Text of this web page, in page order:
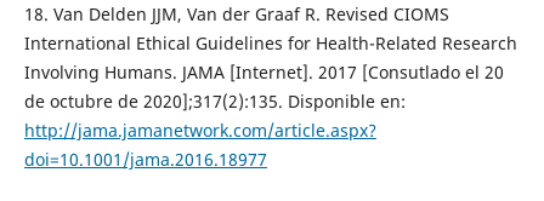
18. Van Delden JJM, Van der Graaf R. Revised CIOMS
International Ethical Guidelines for Health-Related Research
Involving Humans. JAMA [Internet]. 2017 [Consutlado el 20
de octubre de 2020];317(2):135. Disponible en:
http://jama.jamanetwork.com/article.aspx?
doi=10.1001/jama.2016.18977